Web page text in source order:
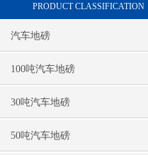
PRODUCT CLASSIFICATION
汽车地磅
100吨汽车地磅
30吨汽车地磅
50吨汽车地磅